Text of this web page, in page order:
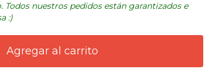
Todos nuestros pedidos están garantizados e
:)